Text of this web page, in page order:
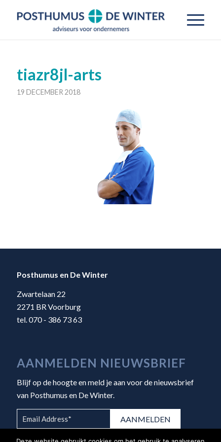
tiazr8jl-arts
19 DECEMBER 2018
Posthumus en De Winter
Zwartelaan 22
2271 BR Voorburg
tel. 070 - 386 73 63
AANMELDEN NIEUWSBRIEF
Blijf op de hoogte en meld je aan voor de nieuwsbrief
van Posthumus en De Winter.